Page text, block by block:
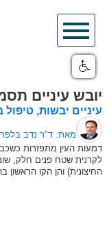
Skip
content
יובש עיניים
עיניים יבשות, טיפול
מאת: ד"ר נדב בלפר
דמעות העין מתפזרות
לקרנית שטח פנים חלק,
החיצונית) והן הקו הראשון